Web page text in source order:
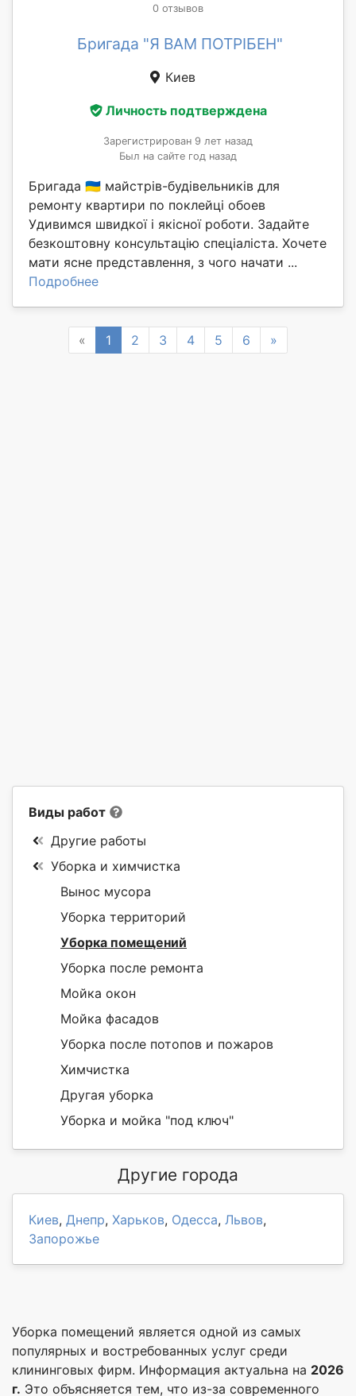
0 отзывов
Бригада "Я ВАМ ПОТРІБЕН"
Киев
Личность подтверждена
Зарегистрирован 9 лет назад
Был на сайте год назад
Бригада 🇺🇦 майстрів-будівельників для
ремонту квартири по поклейці обоев
Удивимся швидкої і якісної роботи. Задайте
безкоштовну консультацію спеціаліста. Хочете
мати ясне представлення, з чого начати ...
Подробнее
« Previous
1 2 3 4 5 6 »
Виды работ
Другие работы
Уборка и химчистка
Вынос мусора
Уборка территорий
Уборка помещений
Уборка после ремонта
Мойка окон
Мойка фасадов
Уборка после потопов и пожаров
Химчистка
Другая уборка
Уборка и мойка "под ключ"
Другие города
Киев, Днепр, Харьков, Одесса, Львов,
Запорожье
Уборка помещений является одной из самых
популярных и востребованных услуг среди
клининговых фирм. Информация актуальна на 2026
г. Это объясняется тем, что из-за современного